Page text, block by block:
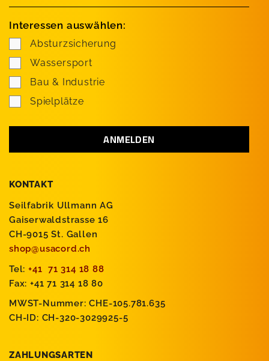
KONTAKT
Seilfabrik Ullmann AG
Gaiserwaldstrasse 16
CH-9015 St. Gallen
shop@usacord.ch
Tel: +41 71 314 18 88
Fax: +41 71 314 18 80
MWST-Nummer: CHE-105.781.635
CH-ID: CH-320-3029925-5
ZAHLUNGSARTEN
Interessen auswählen:
Absturzsicherung
Wassersport
Bau & Industrie
Spielplätze